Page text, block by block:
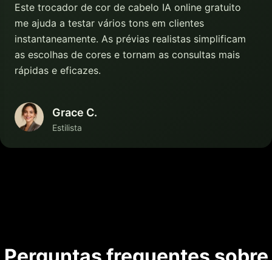
Este trocador de cor de cabelo IA online gratuito
me ajuda a testar vários tons em clientes
instantaneamente. As prévias realistas simplificam
as escolhas de cores e tornam as consultas mais
rápidas e eficazes.
Grace C.
Estilista